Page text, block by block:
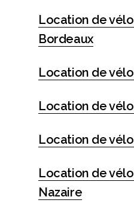
Location de
Bordeaux
Location de
Location de
Location de
Location de
Nazaire